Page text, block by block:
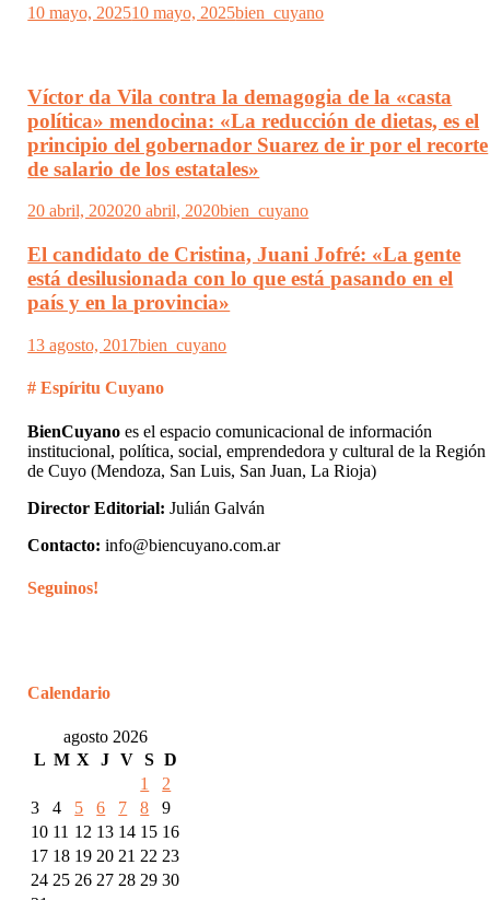
10 mayo, 202510 mayo, 2025bien_cuyano
Víctor da Vila contra la demagogia de la «casta
política» mendocina: «La reducción de dietas, es el
principio del gobernador Suarez de ir por el recorte
de salario de los estatales»
20 abril, 202020 abril, 2020bien_cuyano
El candidato de Cristina, Juani Jofré: «La gente
está desilusionada con lo que está pasando en el
país y en la provincia»
13 agosto, 2017bien_cuyano
# Espíritu Cuyano
BienCuyano es el espacio comunicacional de información
institucional, política, social, emprendedora y cultural de la Región
de Cuyo (Mendoza, San Luis, San Juan, La Rioja)
Director Editorial: Julián Galván
Contacto: info@biencuyano.com.ar
Seguinos!
Calendario
agosto 2026
L M X J V S D
1
2
3
4 5 6 7 8
9
10 11 12 13 14 15 16
17 18 19 20 21 22 23
24 25 26 27 28 29 30